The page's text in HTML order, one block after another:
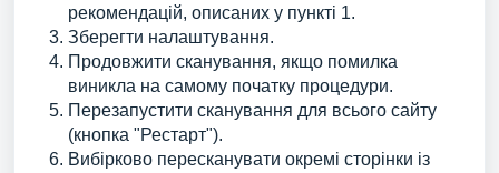
рекомендацій, описаних у пункті 1.
Зберегти налаштування.
Продовжити сканування, якщо помилка
виникла на самому початку процедури.
Перезапустити сканування для всього сайту
(кнопка "Рестарт").
Вибірково пересканувати окремі сторінки із